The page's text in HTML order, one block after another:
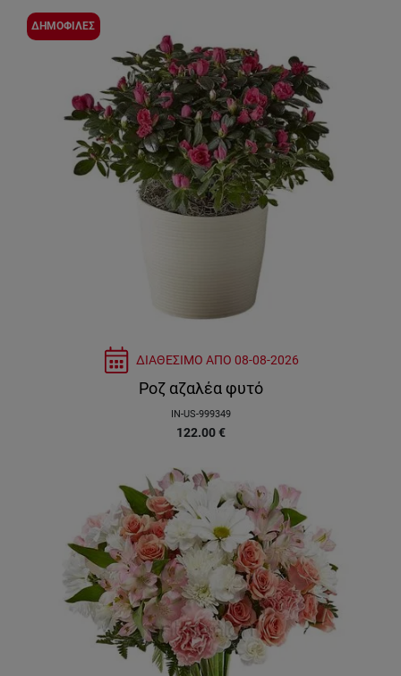
ΔΗΜΟΦΙΛΕΣ
ΔΙΑΘΕΣΙΜΟ ΑΠΟ 08-08-2026
Ροζ αζαλέα φυτό
IN-US-999349
122.00 €